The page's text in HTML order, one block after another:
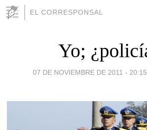
EL CORRESPONSAL
Yo;
07 DE NOVIEMBRE DE 2011 - 20:15